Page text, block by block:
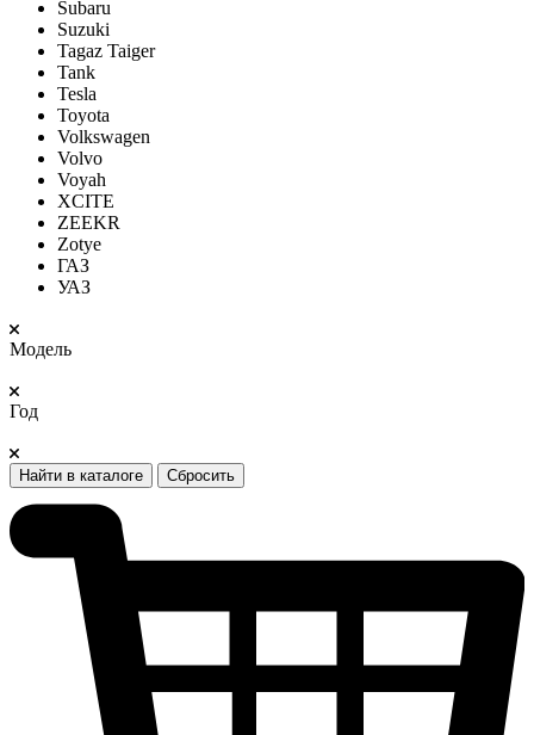
Subaru
Suzuki
Tagaz Taiger
Tank
Tesla
Toyota
Volkswagen
Volvo
Voyah
XCITE
ZEEKR
Zotye
ГАЗ
УАЗ
Модель
Год
Найти в каталоге Сбросить